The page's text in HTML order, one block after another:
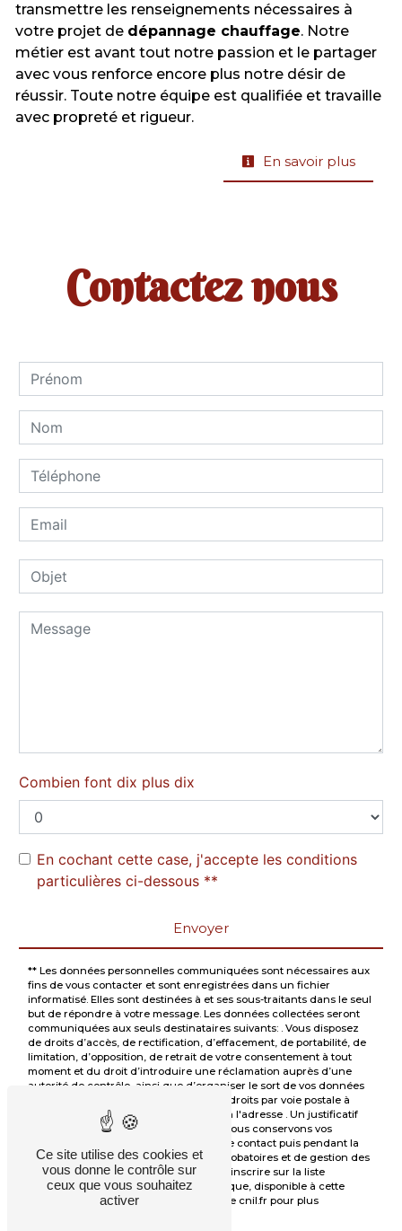
transmettre les renseignements nécessaires à
votre projet de dépannage chauffage. Notre
métier est avant tout notre passion et le partager
avec vous renforce encore plus notre désir de
réussir. Toute notre équipe est qualifiée et travaille
avec propreté et rigueur.
En savoir plus
Contactez nous
Combien font dix plus dix
En cochant cette case, j'accepte les conditions
particulières ci-dessous **
Envoyer
** Les données personnelles communiquées sont nécessaires aux
fins de vous contacter et sont enregistrées dans un fichier
informatisé. Elles sont destinées à et ses sous-traitants dans le seul
but de répondre à votre message. Les données collectées seront
communiquées aux seuls destinataires suivants: . Vous disposez
de droits d’accès, de rectification, d’effacement, de portabilité, de
limitation, d’opposition, de retrait de votre consentement à tout
moment et du droit d’introduire une réclamation auprès d’une
autorité de contrôle, ainsi que d’organiser le sort de vos données
post-mortem. Vous pouvez exercer ces droits par voie postale à
l'adresse ou par courrier électronique à l'adresse . Un justificatif
d'identité pourra vous être demandé. Nous conservons vos
données pendant la période de prise de contact puis pendant la
durée de prescription légale aux fins probatoires et de gestion des
contentieux. Vous avez le droit de vous inscrire sur la liste
d'opposition au démarchage téléphonique, disponible à cette
Bloctel.gouv.fr
. Consultez le site cnil.fr pour plus
Ce site utilise des cookies et
vous donne le contrôle sur
ceux que vous souhaitez
activer